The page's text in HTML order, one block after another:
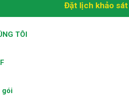
Đặt lịch khảo sát
TÔI
gói